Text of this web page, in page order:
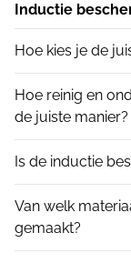
Inductie
Hoe kies je de
Hoe reinig en
de juiste manier?
Is de inductie
Van welk
gemaakt?